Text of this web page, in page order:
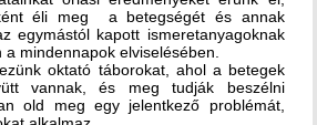
éli meg a betegségét és annak
egymástól kapott ismeretanyagoknak
mindennapok elviselésében.
oktató táborokat, ahol a betegek
vannak, és meg tudják beszélni
old meg egy jelentkező problémát,